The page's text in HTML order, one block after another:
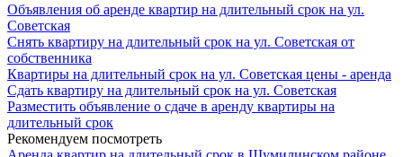
Объявления об аренде квартир на длительный срок на ул.
Советская
Снять квартиру на длительный срок на ул. Советская от
собственника
Квартиры на длительный срок на ул. Советская цены - аренда
Сдать квартиру на длительный срок на ул. Советская
Разместить объявление о сдаче в аренду квартиры на
длительный срок
Рекомендуем посмотреть